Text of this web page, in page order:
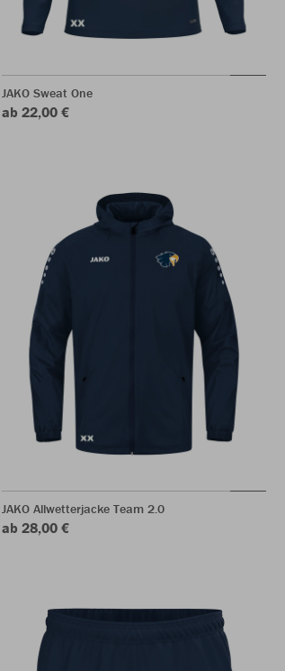
JAKO Sweat One
ab 22,00 €
JAKO Allwetterjacke Team 2.0
ab 28,00 €